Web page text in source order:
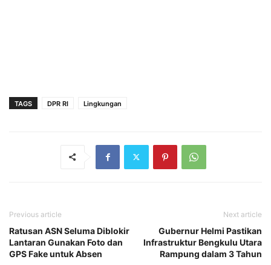
TAGS DPR RI Lingkungan
Previous article
Ratusan ASN Seluma Diblokir
Lantaran Gunakan Foto dan
GPS Fake untuk Absen
Next article
Gubernur Helmi Pastikan
Infrastruktur Bengkulu Utara
Rampung dalam 3 Tahun